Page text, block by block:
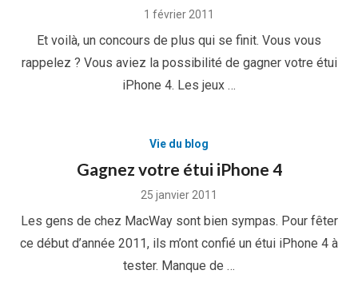
Posted
1 février 2011
Et voilà, un concours de plus qui se finit. Vous vous
rappelez ? Vous aviez la possibilité de gagner votre étui
iPhone 4. Les jeux …
Vie du blog
Gagnez votre étui iPhone 4
Posted
25 janvier 2011
Les gens de chez MacWay sont bien sympas. Pour fêter
ce début d’année 2011, ils m’ont confié un étui iPhone 4 à
tester. Manque de …